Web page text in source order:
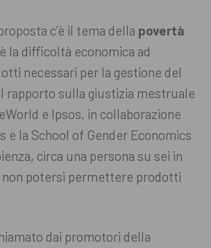
c’è il tema della povertà
la difficoltà economica ad
necessari per la gestione del
rapporto sulla giustizia mestruale
e Ipsos, in collaborazione
e la School of Gender Economics
circa una persona su sei in
non potersi permettere prodotti
dai promotori della